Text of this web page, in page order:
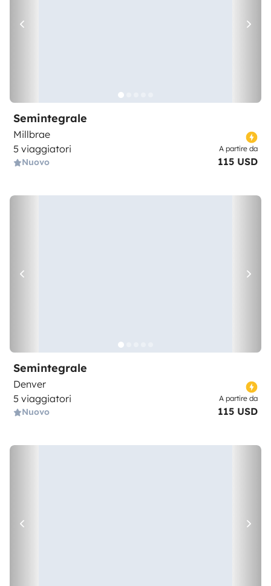
Semintegrale
Millbrae
5 viaggiatori
Nuovo
A partire da
115 USD
Semintegrale
Denver
5 viaggiatori
Nuovo
A partire da
115 USD